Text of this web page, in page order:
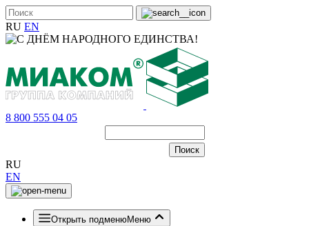
RU EN
8 800 555 04 05
RU
EN
Открыть подменюМеню